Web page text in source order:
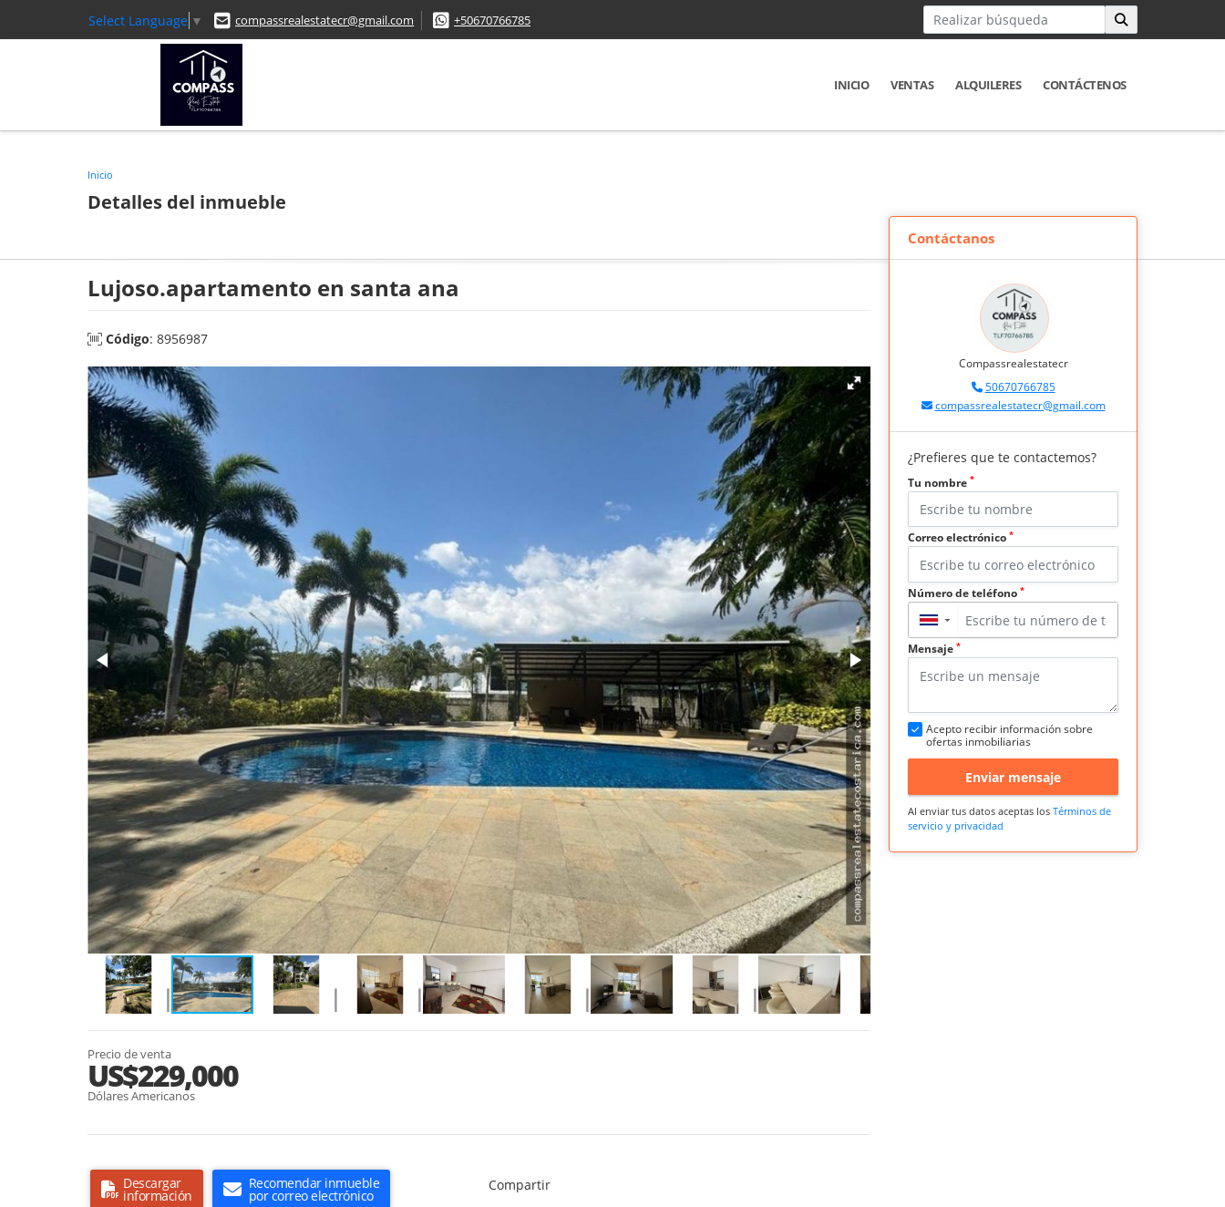
Select Language ▼ compassrealestatecr@gmail.com +50670766785
INICIO VENTAS ALQUILERES CONTÁCTENOS
Inicio
Detalles del inmueble
Lujoso.apartamento en santa ana
Código: 8956987
Precio de venta
US$229,000
Dólares Americanos
Descargar
información
Recomendar inmueble
por correo electrónico
Compartir
Contáctanos
Compassrealestatecr
50670766785
compassrealestatecr@gmail.com
¿Prefieres que te contactemos?
Tu nombre *
Correo electrónico *
Número de teléfono *
▼
Mensaje *
Acepto recibir información sobre
ofertas inmobiliarias
Enviar mensaje
Al enviar tus datos aceptas los Términos de
servicio y privacidad